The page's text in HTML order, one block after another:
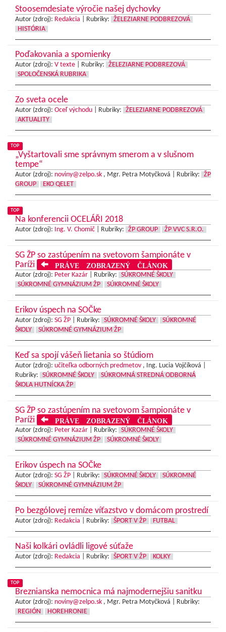
Stoosemdesiate výročie našej dychovky
Autor (zdroj): Redakcia Rubriky:
ŽELEZIARNE PODBREZOVÁ
HISTÓRIA
Poďakovania a spomienky
Autor (zdroj): V texte Rubriky:
ŽELEZIARNE PODBREZOVÁ
SPOLOČENSKÁ RUBRIKA
Zo sveta ocele
Autor (zdroj): Oceľ východu Rubriky:
ŽELEZIARNE PODBREZOVÁ
AKTUALITY
TOP
„Vyštartovali sme správnym smerom a v slušnom
tempe“
Autor (zdroj): noviny@zelpo.sk , Mgr. Petra Motyčková | Rubriky:
ŽP
GROUP
EKO QELET
TOP
Na konferencii OCELÁŘI 2018
Autor (zdroj): Ing. V. Chomič Rubriky: ŽP GROUP ŽP VVC S.R.O.
SG ŽP so zastúpením na svetovom šampionáte v
Paríži
PRÁVE ZOBRAZENÝ ČLÁNOK
Autor (zdroj): Peter Kazár Rubriky:
SÚKROMNÉ ŠKOLY
SÚKROMNÉ GYMNÁZIUM ŽP
SÚKROMNÉ ŠKOLY
Erikov úspech na SOČke
Autor (zdroj): SG ŽP Rubriky: SÚKROMNÉ ŠKOLY
SÚKROMNÉ
ŠKOLY
SÚKROMNÉ GYMNÁZIUM ŽP
Keď sa spojí vášeň lietania so štúdiom
Autor (zdroj): učiteľka odborných predmetov , Ing. Lucia Vojčíková |
Rubriky:
SÚKROMNÉ ŠKOLY
SÚKROMNÁ STREDNÁ ODBORNÁ
ŠKOLA HUTNÍCKA ŽP
SG ŽP so zastúpením na svetovom šampionáte v
Paríži
PRÁVE ZOBRAZENÝ ČLÁNOK
Autor (zdroj): Peter Kazár Rubriky:
SÚKROMNÉ ŠKOLY
SÚKROMNÉ GYMNÁZIUM ŽP
SÚKROMNÉ ŠKOLY
Erikov úspech na SOČke
Autor (zdroj): SG ŽP Rubriky: SÚKROMNÉ ŠKOLY
SÚKROMNÉ
ŠKOLY
SÚKROMNÉ GYMNÁZIUM ŽP
Po bezgólovej remíze víťazstvo v domácom prostredí
Autor (zdroj): Redakcia Rubriky: ŠPORT V ŽP FUTBAL
Naši kolkári ovládli ligové súťaže
Autor (zdroj): Redakcia Rubriky: ŠPORT V ŽP KOLKY
TOP
Breznianska nemocnica má najmodernejšiu sanitku
Autor (zdroj): noviny@zelpo.sk , Mgr. Petra Motyčková |
Rubriky:
REGIÓN
HOREHRONIE